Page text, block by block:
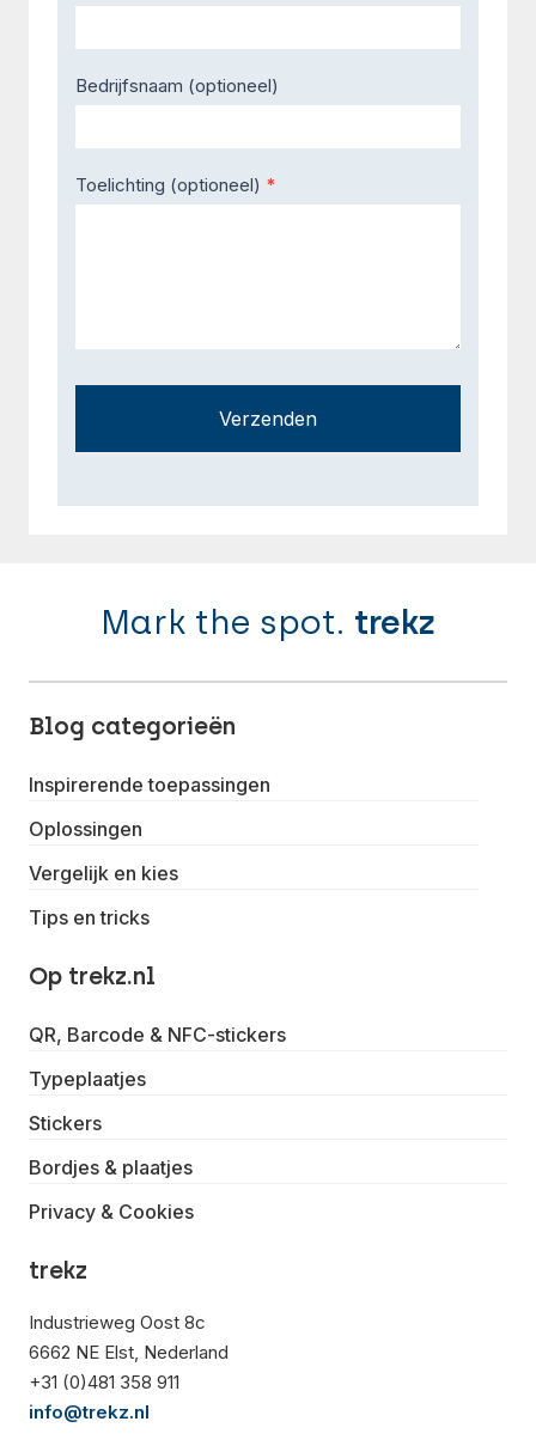
Bedrijfsnaam (optioneel)
Toelichting (optioneel) *
Verzenden
Mark the spot. trekz
Blog categorieën
Inspirerende toepassingen
Oplossingen
Vergelijk en kies
Tips en tricks
Op trekz.nl
QR, Barcode & NFC-stickers
Typeplaatjes
Stickers
Bordjes & plaatjes
Privacy & Cookies
trekz
Industrieweg Oost 8c
6662 NE Elst, Nederland
+31 (0)481 358 911
info@trekz.nl